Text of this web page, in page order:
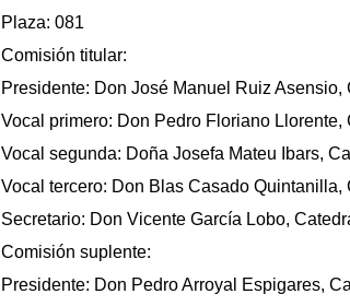
Plaza: 081
Comisión titular:
Presidente: Don José Manuel Ruiz
Vocal primero: Don Pedro Floriano
Vocal segunda: Doña Josefa Mateu Ibars,
Vocal tercero: Don Blas Casado
Secretario: Don Vicente García Lobo,
Comisión suplente:
Presidente: Don Pedro Arroyal Espigares,